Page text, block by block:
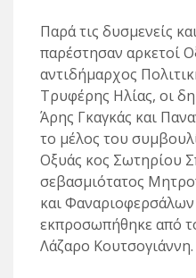
Παρά τις δυσμενείς
παρέστησαν αρκετοί
αντιδήμαρχος
Τρυφέρης Ηλίας, οι
Άρης Γκαγκάς και
το μέλος του
Οξυάς κος Σωτηρίου
σεβασμιότατος
και Φαναριοφερσάλων
εκπροσωπήθηκε από
Λάζαρο Κουτσογιάννη.